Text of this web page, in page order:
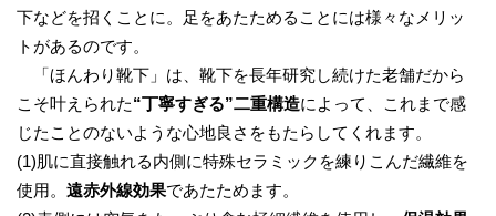
下などを招くことに。足をあたためることには様々なメリッ
トがあるのです。
「ほんわり靴下」は、靴下を長年研究し続けた老舗だから
こそ叶えられた“丁寧すぎる”二重構造によって、これまで感
じたことのないような心地良さをもたらしてくれます。
(1)肌に直接触れる内側に特殊セラミックを練りこんだ繊維を
使用。 遠赤外線効果であたためます。